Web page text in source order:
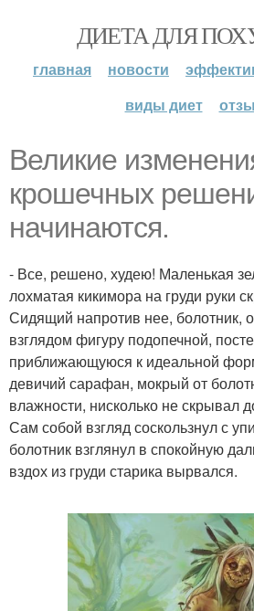
ДИЕТА ДЛЯ
главная новости
виды диет
Великие
крошечных
начинаются.
- Все, решено, худею! Маленькая
лохматая кикимора на груди руки
Сидящий напротив нее, болотник,
взглядом фигуру подопечной,
приближающуюся к идеальной
девичий сарафан, мокрый от
влажности, нисколько не скрывал
Сам собой взгляд соскользнул с
болотник взглянул в спокойную
вздох из груди старика вырвался.